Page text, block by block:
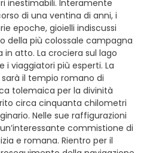
inestimabili. Interamente
di una ventina di anni, i
epoche, gioielli indiscussi
della più colossale campagna
in atto. La crociera sul lago
i viaggiatori più esperti. La
il tempio romano di
tolemaica per la divinità
circa cinquanta chilometri
Nelle sue raffigurazioni
commistione di
e romana. Rientro per il